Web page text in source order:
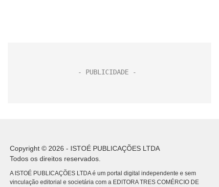
Copyright © 2026 - ISTOÉ PUBLICAÇÕES LTDA
Todos os direitos reservados.
A ISTOÉ PUBLICAÇÕES LTDA é um portal digital independente e sem
vinculação editorial e societária com a EDITORA TRES COMÉRCIO DE